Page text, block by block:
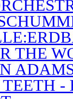
THE
-